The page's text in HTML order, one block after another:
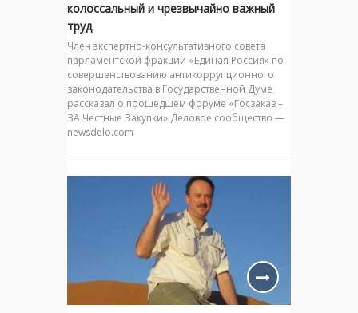
колоссальный и чрезвычайно важный
труд
Член экспертно-консультативного совета
парламентской фракции «Единая Россия» по
совершенствованию антикоррупционного
законодательства в Государственной Думе
рассказал о прошедшем форуме «Госзаказ –
ЗА Честные Закупки» Деловое сообщество —
newsdelo.com